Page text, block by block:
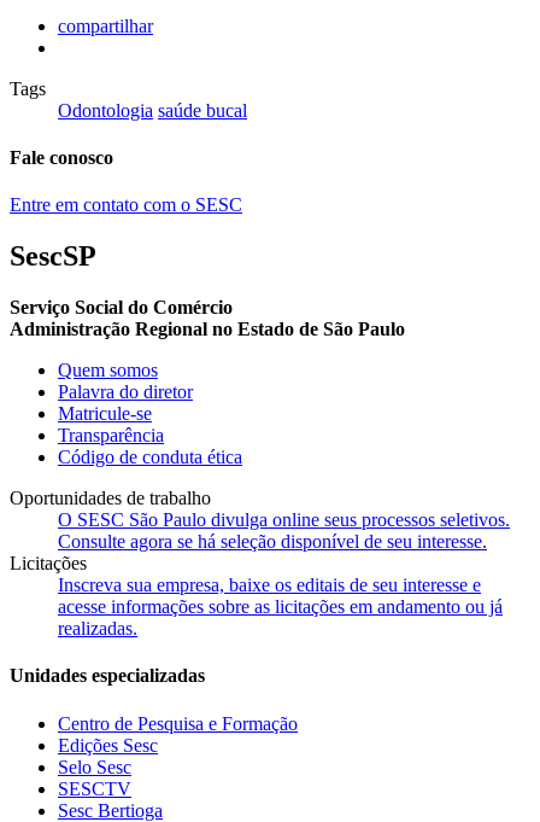
compartilhar
Tags
Odontologia saúde bucal
Fale conosco
Entre em contato com o SESC
SescSP
Serviço Social do Comércio
Administração Regional no Estado de São Paulo
Quem somos
Palavra do diretor
Matricule-se
Transparência
Código de conduta ética
Oportunidades de trabalho
O SESC São Paulo divulga online seus processos seletivos.
Consulte agora se há seleção disponível de seu interesse.
Licitações
Inscreva sua empresa, baixe os editais de seu interesse e
acesse informações sobre as licitações em andamento ou já
realizadas.
Unidades especializadas
Centro de Pesquisa e Formação
Edições Sesc
Selo Sesc
SESCTV
Sesc Bertioga